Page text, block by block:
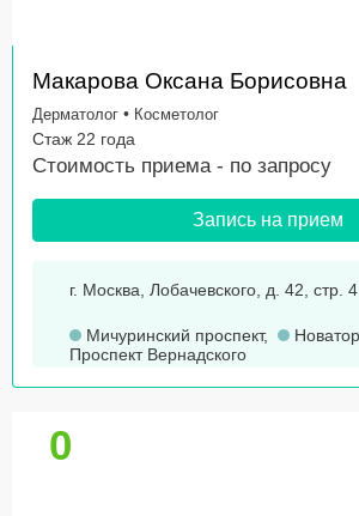
Макарова Оксана Борисовна
Дерматолог • Косметолог
Стаж 22 года
Стоимость приема - по запросу
Запись на прием
г. Москва, Лобачевского, д. 42, стр. 4
Мичуринский проспект,
Проспект Вернадского
0